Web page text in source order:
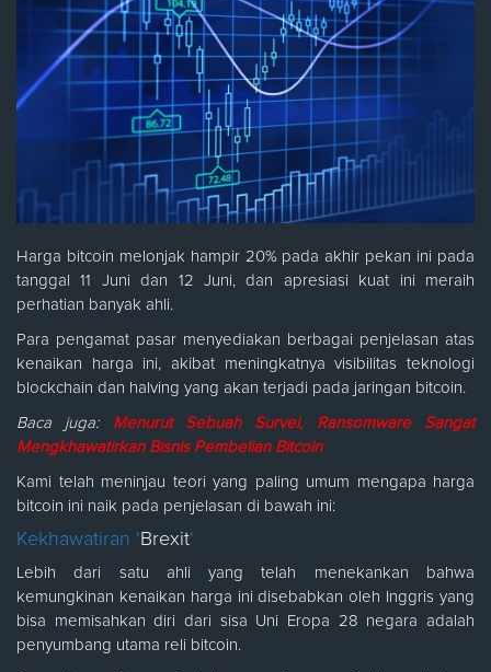
Harga bitcoin melonjak hampir 20% pada akhir pekan ini pada
tanggal 11 Juni dan 12 Juni, dan apresiasi kuat ini meraih
perhatian banyak ahli.
Para pengamat pasar menyediakan berbagai penjelasan atas
kenaikan harga ini, akibat meningkatnya visibilitas teknologi
blockchain dan halving yang akan terjadi pada jaringan bitcoin.
Baca juga:
Menurut Sebuah Survei, Ransomware Sangat
Mengkhawatirkan Bisnis Pembelian Bitcoin
Kami telah meninjau teori yang paling umum mengapa harga
bitcoin ini naik pada penjelasan di bawah ini:
Kekhawatiran ‘Brexit‘
Lebih dari satu ahli yang telah menekankan bahwa
kemungkinan kenaikan harga ini disebabkan oleh Inggris yang
bisa memisahkan diri dari sisa Uni Eropa 28 negara adalah
penyumbang utama reli bitcoin.